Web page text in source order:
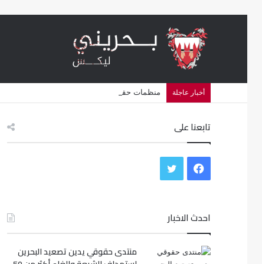
أخبار عاجلة منظمات حقوقية تتهم البحرين بشن حملة اضطهاد
تابعنا على
س
احدث الاخبار
منتدى حقوقي يدين تصعيد البحرين